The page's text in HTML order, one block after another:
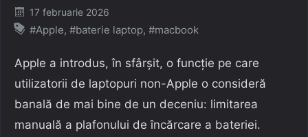
Posted
on
17 februarie 2026
#Apple, #baterie laptop, #macbook
Apple a introdus, în sfârșit, o funcție pe care
utilizatorii de laptopuri non-Apple o consideră
banală de mai bine de un deceniu: limitarea
manuală a plafonului de încărcare a bateriei.